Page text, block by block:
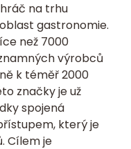
na trhu
gastronomie.
než 7000
výrobců
k téměř 2000
značky je už
spojená
který je
Cílem je